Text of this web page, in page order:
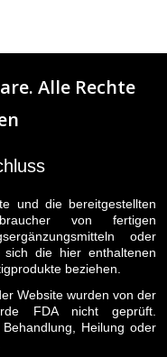
. Alle Rechte
und die bereitgestellten
von fertigen
oder
sich die hier enthaltenen
beziehen.
Website wurden von der
FDA nicht geprüft.
Heilung oder